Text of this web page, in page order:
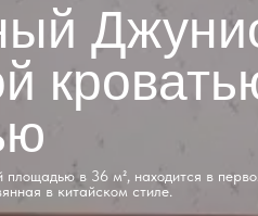
в 36 м², находится в
в китайском стиле.